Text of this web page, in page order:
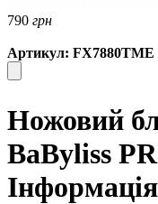
790 грн
Артикул: FX7880TME
Ножовий
BaByliss
Інформація